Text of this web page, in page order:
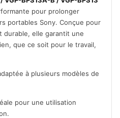
pour prolonger
portables Sony. Conçue pour
durable, elle garantit une
que ce soit pour le travail,
à plusieurs modèles de
pour une utilisation